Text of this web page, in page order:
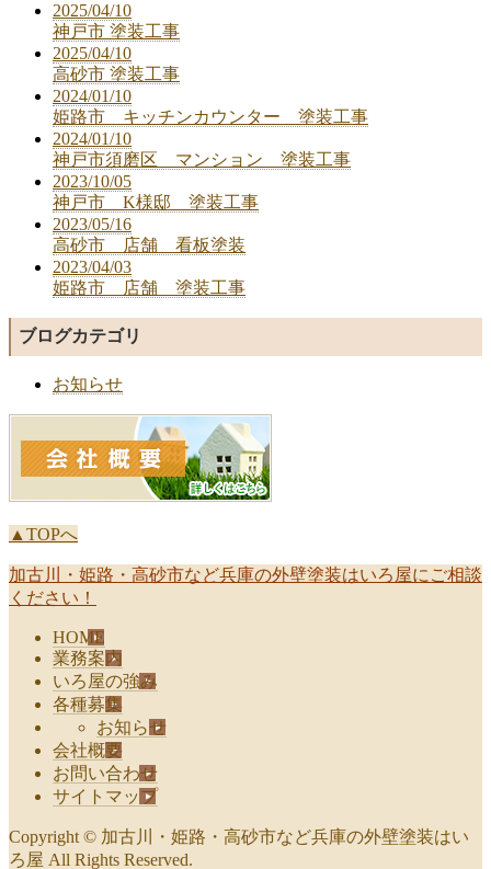
2025/04/10
神戸市 塗装工事
2025/04/10
高砂市 塗装工事
2024/01/10
姫路市 キッチンカウンター 塗装工事
2024/01/10
神戸市須磨区 マンション 塗装工事
2023/10/05
神戸市 K様邸 塗装工事
2023/05/16
高砂市 店舗 看板塗装
2023/04/03
姫路市 店舗 塗装工事
ブログカテゴリ
お知らせ
▲TOPへ
加古川・姫路・高砂市など兵庫の外壁塗装はいろ屋にご相談
ください！
HOME
業務案内
いろ屋の強み
各種募集
お知らせ
会社概要
お問い合わせ
サイトマップ
Copyright © 加古川・姫路・高砂市など兵庫の外壁塗装はい
ろ屋 All Rights Reserved.